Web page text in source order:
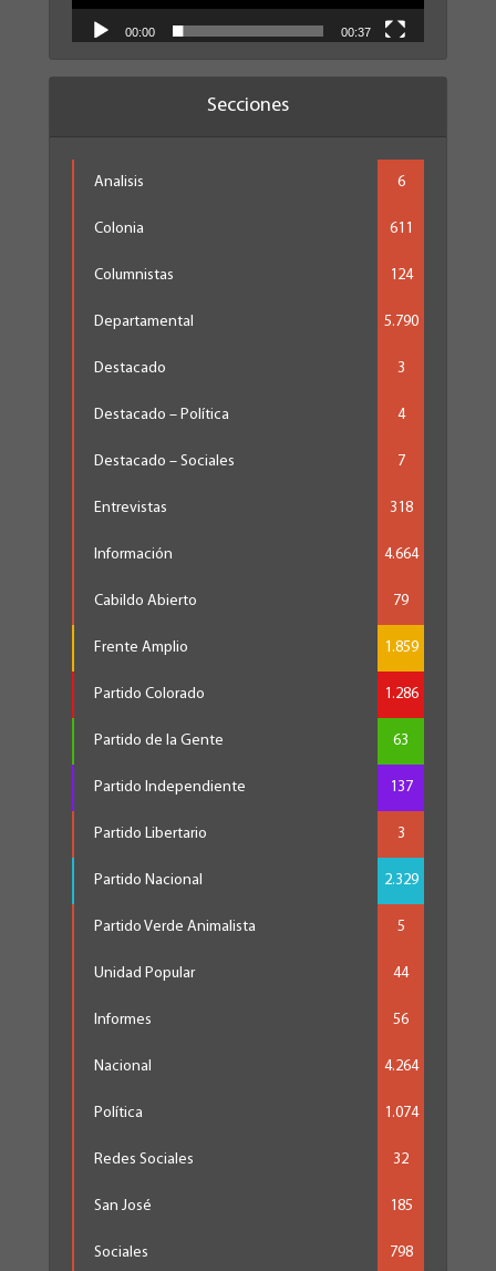
00:00 00:37
Secciones
Analisis 6
Colonia 611
Columnistas 124
Departamental 5.790
Destacado 3
Destacado – Política 4
Destacado – Sociales 7
Entrevistas 318
Información 4.664
Cabildo Abierto 79
Frente Amplio 1.859
Partido Colorado 1.286
Partido de la Gente 63
Partido Independiente 137
Partido Libertario 3
Partido Nacional 2.329
Partido Verde Animalista 5
Unidad Popular 44
Informes 56
Nacional 4.264
Política 1.074
Redes Sociales 32
San José 185
Sociales 798